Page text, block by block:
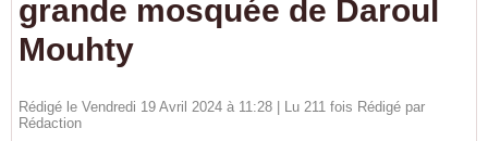
grande mosquée de Daroul
Mouhty
Rédigé le Vendredi 19 Avril 2024 à 11:28 | Lu 211 fois Rédigé par
Rédaction